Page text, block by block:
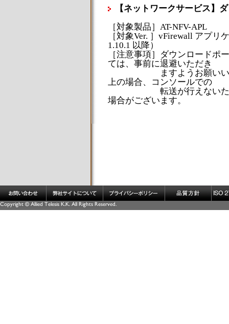
【ネットワークサービス】
［対象製品］AT-NFV-APL
［対象Ver. ］vFirewall アプリ
1.10.1 以降）
［注意事項］ダウンロードポ
ては、事前に退避いただき
ますようお願いいたし
上の場合、コンソールでの
転送が行えないため、
場合がございます。